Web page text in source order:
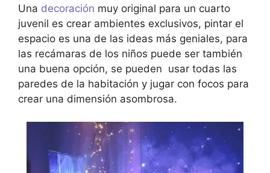
Una decoración muy original para un cuarto
juvenil es crear ambientes exclusivos, pintar el
espacio es una de las ideas más geniales, para
las recámaras de los niños puede ser también
una buena opción, se pueden usar todas las
paredes de la habitación y jugar con focos para
crear una dimensión asombrosa.